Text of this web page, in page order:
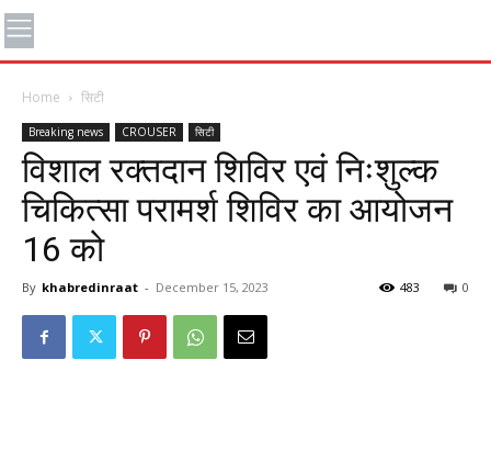
Home सिटी
Breaking news CROUSER सिटी
विशाल रक्तदान शिविर एवं निःशुल्क
चिकित्सा परामर्श शिविर का आयोजन
16 को
By khabredinraat - December 15, 2023 0
483